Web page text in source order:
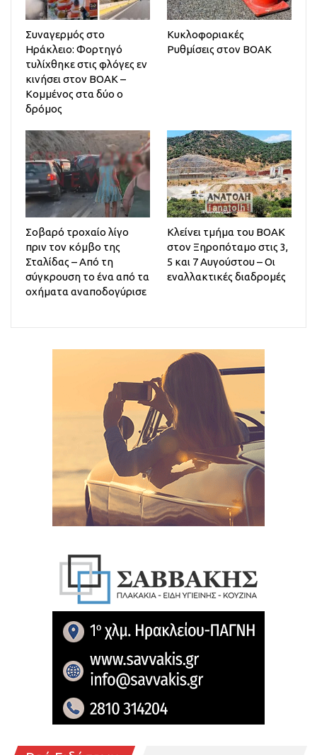
Συναγερμός στο
Ηράκλειο: Φορτηγό
τυλίχθηκε στις φλόγες εν
κινήσει στον ΒΟΑΚ –
Κομμένος στα δύο ο
δρόμος
Κυκλοφοριακές
Ρυθμίσεις στον ΒΟΑΚ
Σοβαρό τροχαίο λίγο
πριν τον κόμβο της
Σταλίδας – Από τη
σύγκρουση το ένα από τα
οχήματα αναποδογύρισε
Κλείνει τμήμα του ΒΟΑΚ
στον Ξηροπόταμο στις 3,
5 και 7 Αυγούστου – Οι
εναλλακτικές διαδρομές